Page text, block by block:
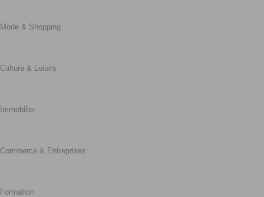
Mode & Shopping
Culture & Loisirs
Immobilier
Commerce & Entreprises
Formation